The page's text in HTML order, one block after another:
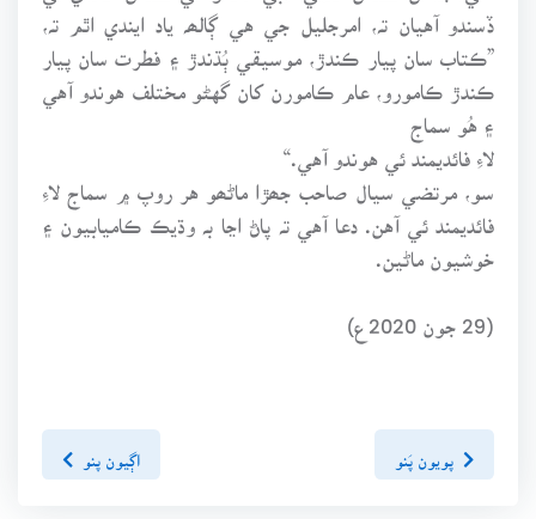
ڏسندو آهيان تہ، امرجليل جي هي ڳالھہ ياد ايندي اٿم تہ،
”ڪتاب سان پيار ڪندڙ، موسيقي ٻُڌندڙ ۽ فطرت سان پيار
ڪندڙ ڪامورو، عام ڪامورن کان گهڻو مختلف هوندو آهي
۽ هُو سماج
لاءِ فائديمند ئي هوندو آهي.“
سو، مرتضي سيال صاحب جھڙا ماڻھو هر روپ ۾ سماج لاءِ
فائديمند ئي آهن. دعا آهي تہ پاڻ اڃا بہ وڌيڪ ڪاميابيون ۽
خوشيون ماڻين.
(29 جون 2020ع)
پويون پَنو اڳيون پنو